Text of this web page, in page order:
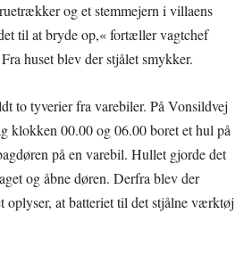
og et stemmejern i villaens
til at bryde op,« fortæller vagtchef
huset blev der stjålet smykker.
to tyverier fra varebiler. På Vonsildvej
klokken 00.00 og 06.00 boret et hul på
på en varebil. Hullet gjorde det
og åbne døren. Derfra blev der
at batteriet til det stjålne værktøj